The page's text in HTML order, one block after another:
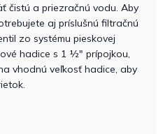
čistú a priezračnú vodu. Aby
aj príslušnú filtračnú
zo systému pieskovej
hadice s 1 ½" prípojkou,
vhodnú veľkosť hadice, aby